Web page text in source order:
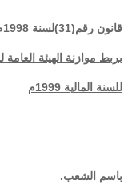
قانون رقم(31)لسنة 1998م
بربط موازنة الهيئة
للسنة المالية 1999م
باسم الشعب.